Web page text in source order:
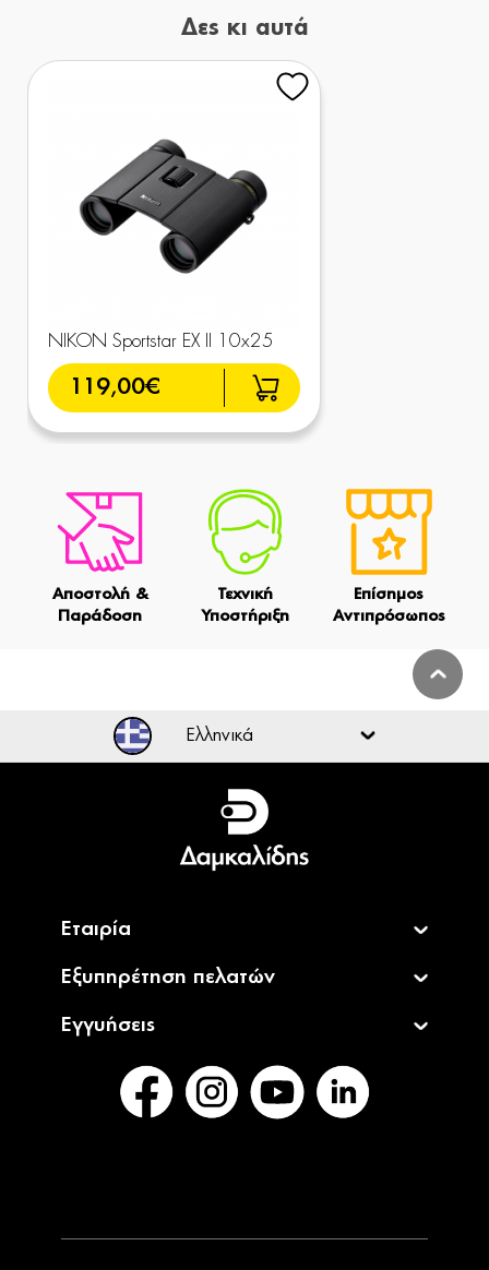
Δες κι αυτά
NIKON Sportstar EX II 10x25
119,00€
Αποστολή &
Παράδοση
Τεχνική
Υποστήριξη
Επίσημος
Αντιπρόσωπος
Ελληνικά
Ελληνικά
English
Εταιρία
Εξυπηρέτηση πελατών
Εγγυήσεις